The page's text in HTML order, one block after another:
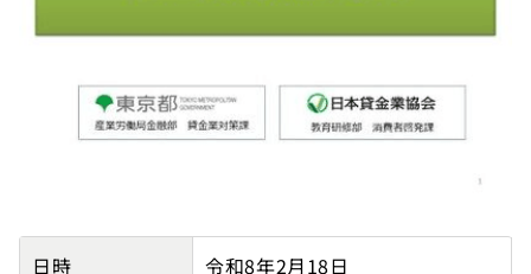
【東京都主催】学校法人立志舎 東京法律公務員専門学校
日時 令和8年2月18日